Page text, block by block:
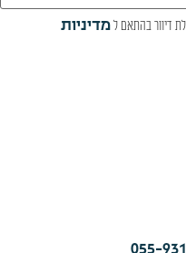
דיוור בהתאם למדיניות